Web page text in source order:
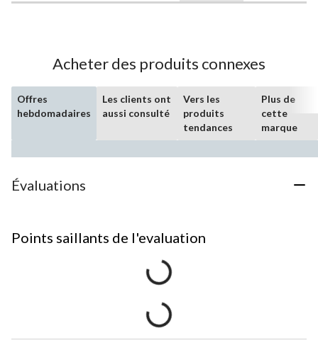
Acheter des produits connexes
Offres
hebdomadaires
Les clients ont
aussi consulté
Vers les
produits
tendances
Plus de
cette
marque
Évaluations
Points saillants de l'evaluation